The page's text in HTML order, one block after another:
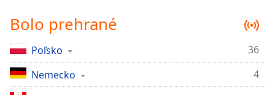
liveLIVE
Time-
1x
Bolo prehrané
Poľsko
36
Nemecko
4